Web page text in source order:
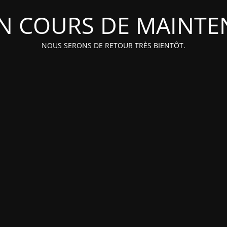
COURS DE
NOUS SERONS DE RETOUR TRÈS BIENTÔT.